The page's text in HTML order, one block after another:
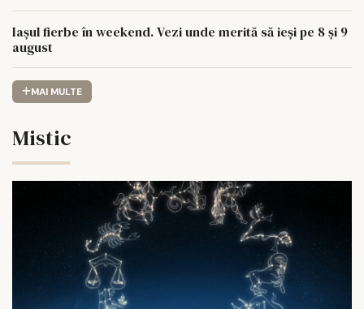
Iașul fierbe în weekend. Vezi unde merită să ieși pe 8 și 9
august
MAI MULTE
Mistic